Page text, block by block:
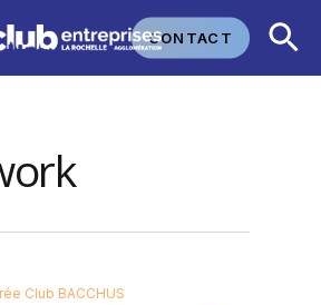
CONTACT
Club BACCHUS